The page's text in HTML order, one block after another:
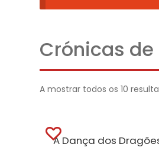
Crónicas de
A mostrar todos os 10